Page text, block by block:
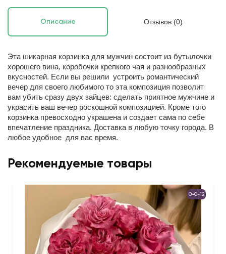
Описание Отзывов (0)
Эта шикарная корзинка для мужчин состоит из бутылочки
хорошего вина, коробочки крепкого чая и разнообразных
вкусностей. Если вы решили устроить романтический
вечер для своего любимого то эта композиция позволит
вам убить сразу двух зайцев: сделать приятное мужчине и
украсить ваш вечер роскошной композицией. Кроме того
корзинка превосходно украшена и создает сама по себе
впечатление праздника. Доставка в любую точку города. В
любое удобное для вас время.
Рекомендуемые товары
0-0-12